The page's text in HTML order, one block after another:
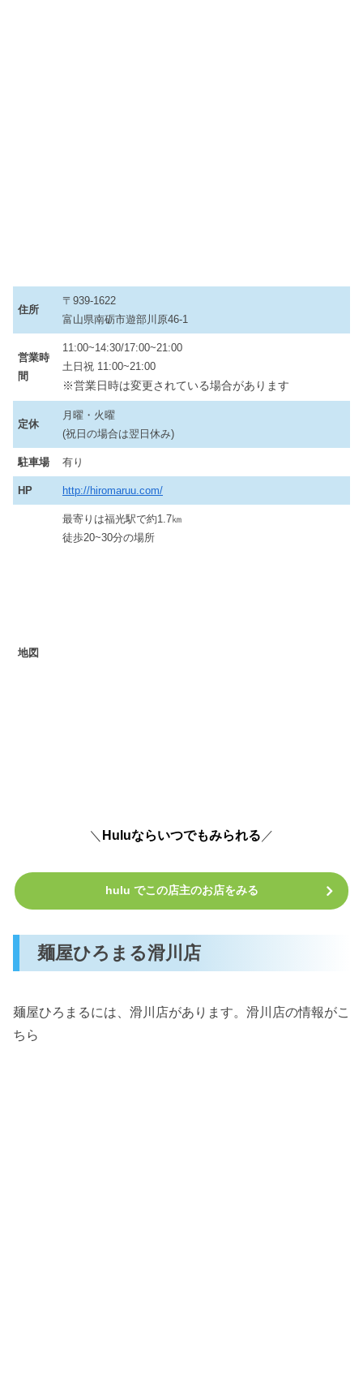
住所
〒939-1622
富山県南砺市遊部川原46-1
営業時
間
11:00~14:30/17:00~21:00
土日祝 11:00~21:00
※営業日時は変更されている場合があります
定休
月曜・火曜
(祝日の場合は翌日休み)
駐車場 有り
HP http://hiromaruu.com/
地図
最寄りは福光駅で約1.7㎞
徒歩20~30分の場所
＼ Huluならいつでもみられる ／
hulu でこの店主のお店をみる
麺屋ひろまる滑川店
麺屋ひろまるには、滑川店があります。滑川店の情報がこ
ちら